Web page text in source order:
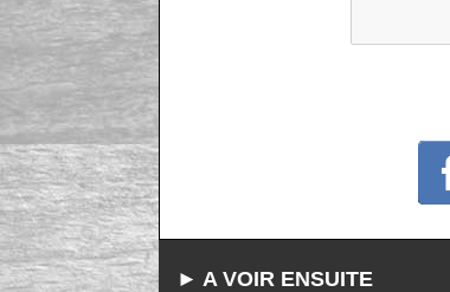
► A VOIR ENSUITE